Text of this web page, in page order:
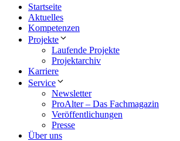
Startseite
Aktuelles
Kompetenzen
Projekte
Laufende Projekte
Projektarchiv
Karriere
Service
Newsletter
ProAlter – Das Fachmagazin
Veröffentlichungen
Presse
Über uns